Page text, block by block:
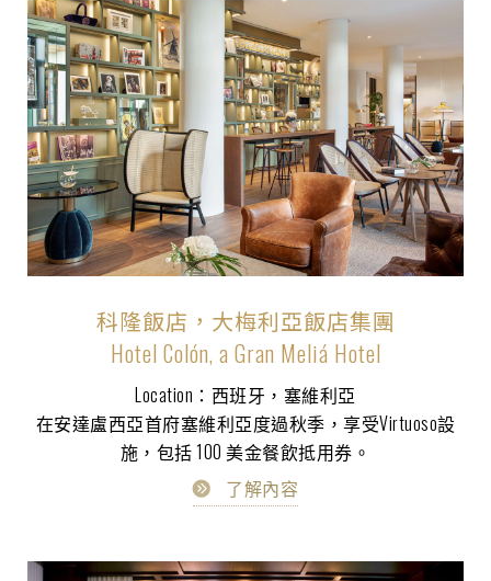
科隆飯店，大梅利亞飯店集團
Hotel Colón, a Gran Meliá Hotel
Location：西班牙，塞維利亞
在安達盧西亞首府塞維利亞度過秋季，享受Virtuoso設
施，包括 100 美金餐飲抵用券。
了解內容